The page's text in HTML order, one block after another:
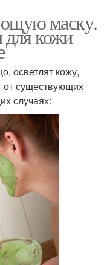
маску.
кожи
осветлят кожу,
от существующих
случаях: